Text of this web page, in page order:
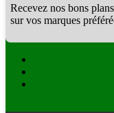
Recevez nos bons
sur vos marques